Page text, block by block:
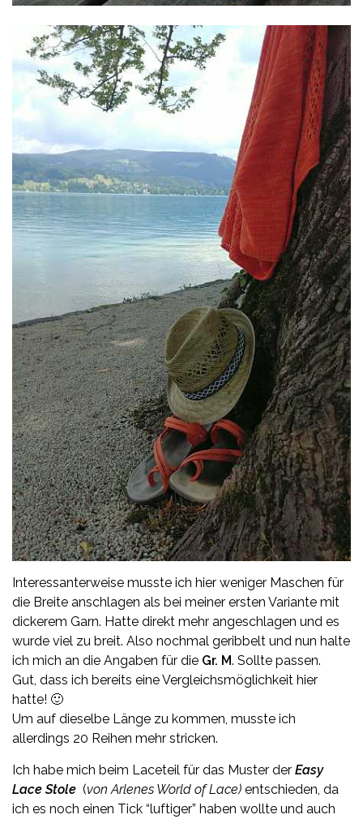
Interessanterweise musste ich hier weniger Maschen für
die Breite anschlagen als bei meiner ersten Variante mit
dickerem Garn. Hatte direkt mehr angeschlagen und es
wurde viel zu breit. Also nochmal geribbelt und nun halte
ich mich an die Angaben für die Gr. M. Sollte passen.
Gut, dass ich bereits eine Vergleichsmöglichkeit hier
hatte! 🙂
Um auf dieselbe Länge zu kommen, musste ich
allerdings 20 Reihen mehr stricken.
Ich habe mich beim Laceteil für das Muster der Easy
Lace Stole (von Arlenes World of Lace) entschieden, da
ich es noch einen Tick “luftiger” haben wollte und auch